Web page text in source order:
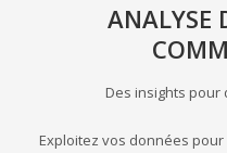
ANALYSE
Des insights pour
Exploitez vos données